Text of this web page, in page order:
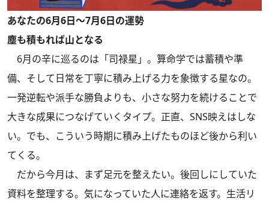
あなたの6月6日～7月6日の運勢
塵も積もれば山となる
6月の辛に巡るのは「司禄星」。算命学では蓄積や準
備、そして日常を丁寧に積み上げる力を象徴する星なの。
一発逆転や派手な勝負よりも、小さな努力を続けることで
大きな成果につなげていくタイプ。正直、SNS映えはしな
い。でも、こういう時期に積み上げたものほど後から利い
てくる。
だから今月は、まず足元を整えたい。後回しにしていた
資料を整理する。気になっていた人に連絡を返す。生活リ